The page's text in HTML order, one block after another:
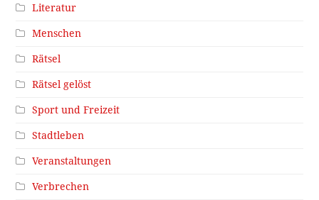
Literatur
Menschen
Rätsel
Rätsel gelöst
Sport und Freizeit
Stadtleben
Veranstaltungen
Verbrechen